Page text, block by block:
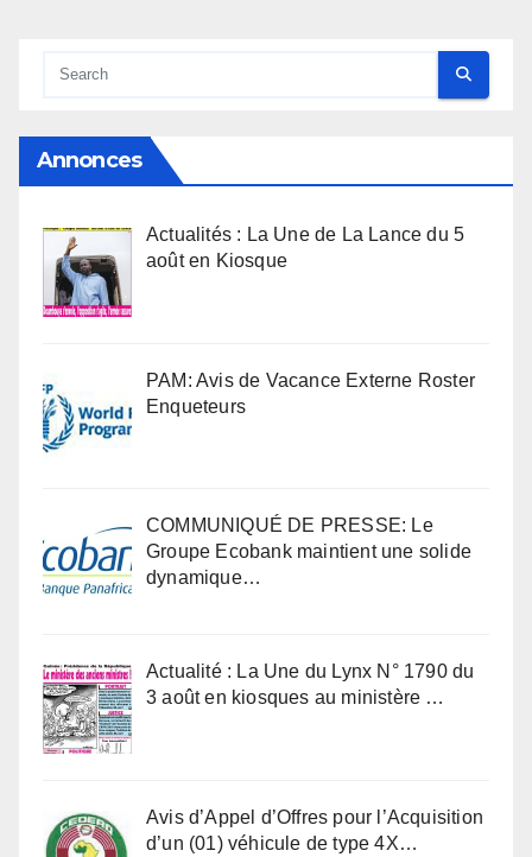
Annonces
Actualités : La Une de La Lance du 5
août en Kiosque
PAM: Avis de Vacance Externe Roster
Enqueteurs
COMMUNIQUÉ DE PRESSE: Le
Groupe Ecobank maintient une solide
dynamique…
Actualité : La Une du Lynx N° 1790 du
3 août en kiosques au ministère …
Avis d’Appel d’Offres pour l’Acquisition
d’un (01) véhicule de type 4X…